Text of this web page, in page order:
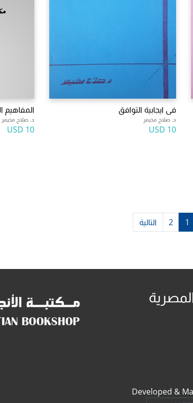
فى ايجابية التوافق
د. صلاح مخيمر
10 USD
المفاهيم
د. صلاح مخيمر
10 USD
1
2 التالية
Developed &